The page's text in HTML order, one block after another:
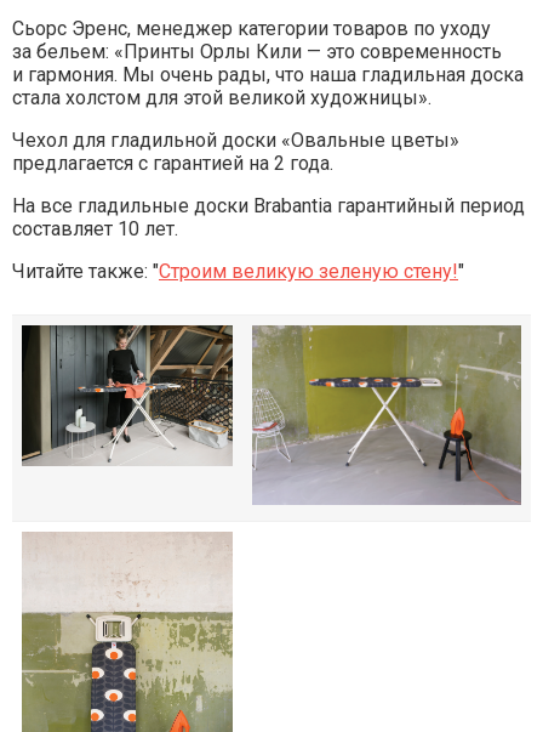
Сьорс Эренс, менеджер категории товаров по уходу
за бельем: «Принты Орлы Кили — это современность
и гармония. Мы очень рады, что наша гладильная доска
стала холстом для этой великой художницы».
Чехол для гладильной доски «Овальные цветы»
предлагается с гарантией на 2 года.
На все гладильные доски Brabantia гарантийный период
составляет 10 лет.
Читайте также: "Строим великую зеленую стену!"